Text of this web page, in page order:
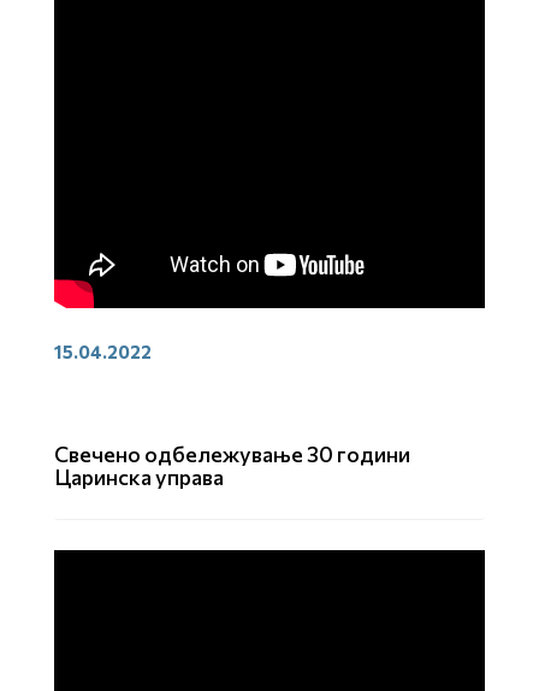
15.04.2022
Свечено одбележување 30 години
Царинска управа